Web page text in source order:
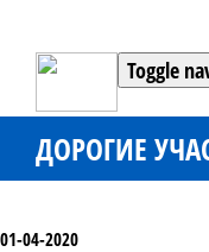
Toggle
ДОРОГИЕ
01-04-2020